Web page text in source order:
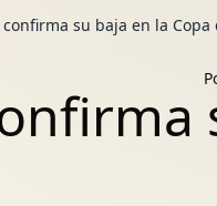
confirma su baja en la